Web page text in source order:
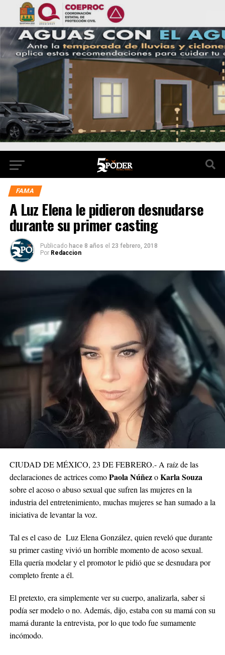
FAMA
A Luz Elena le pidieron desnudarse
durante su primer casting
Publicado hace 8 años el 23 febrero, 2018
Por Redaccion
CIUDAD DE MÉXICO, 23 DE FEBRERO.- A raíz de las
declaraciones de actrices comoPaola NúñezoKarla Souza
sobre el acoso o abuso sexual que sufren las mujeres en la
industria del entretenimiento, muchas mujeres se han sumado a la
iniciativa de levantar la voz.
Tal es el caso de Luz Elena González, quien reveló que durante
su primer casting vivió un horrible momento de acoso sexual.
Ella quería modelar y el promotor le pidió que se desnudara por
completo frente a él.
El pretexto, era simplemente ver su cuerpo, analizarla, saber si
podía ser modelo o no. Además, dijo, estaba con su mamá con su
mamá durante la entrevista, por lo que todo fue sumamente
incómodo.